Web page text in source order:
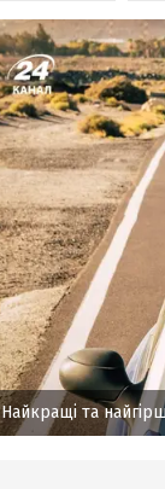
Найкращі та